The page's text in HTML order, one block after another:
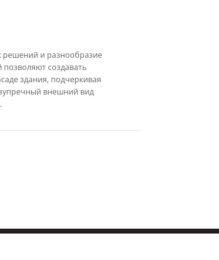
и разнообразие
создавать
здания, подчеркивая
внешний вид